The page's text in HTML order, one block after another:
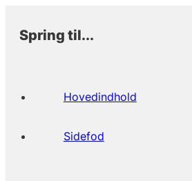
Spring til...
Hovedindhold
Sidefod